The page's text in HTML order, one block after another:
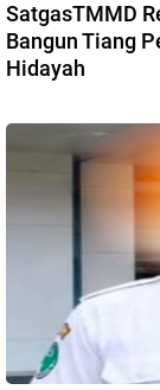
SatgasTMMD
Bangun Tiang
Hidayah